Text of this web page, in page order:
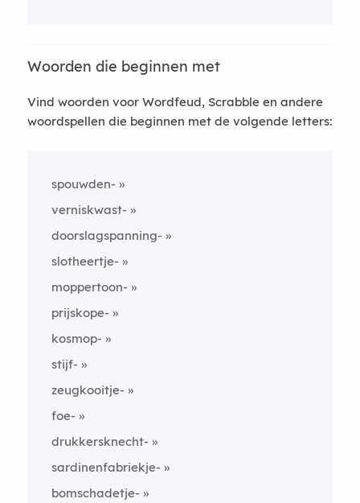
Woorden die beginnen met
Vind woorden voor Wordfeud, Scrabble en andere
woordspellen die beginnen met de volgende letters:
spouwden-
verniskwast-
doorslagspanning-
slotheertje-
moppertoon-
prijskope-
kosmop-
stijf-
zeugkooitje-
foe-
drukkersknecht-
sardinenfabriekje-
bomschadetje-